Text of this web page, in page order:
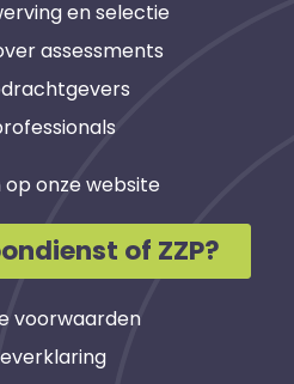
en selectie
assessments
onze website
of ZZP?
voorwaarden